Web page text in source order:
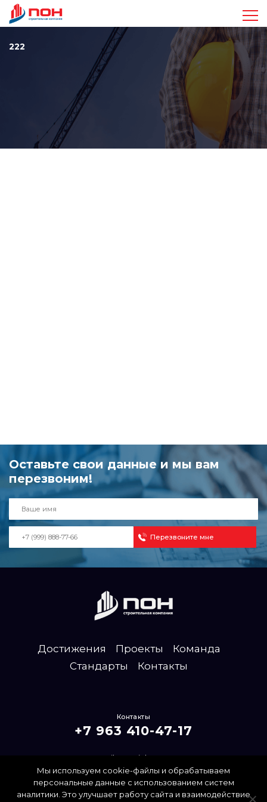
Достижения
Команда
222
Мы используем cookie-файлы и обрабатываем
персональные данные с использованием систем
аналитики. Это улучшает работу сайта и взаимодействие
Оставьте свои данные и мы вам
перезвоним!
Контакты
+7 963 410-47-17
mailpon@inbox.ru
Политика конфиденциальности
Достижения Проекты
Команда
Стандарты
Контакты